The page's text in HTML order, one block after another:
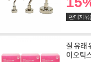
판매자묶
질 유래
이오틱